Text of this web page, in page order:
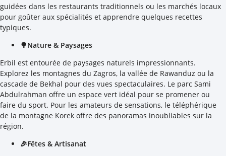
guidées dans les restaurants traditionnels ou les marchés locaux
pour goûter aux spécialités et apprendre quelques recettes
typiques.
🌳Nature & Paysages
Erbil est entourée de paysages naturels impressionnants.
Explorez les montagnes du Zagros, la vallée de Rawanduz ou la
cascade de Bekhal pour des vues spectaculaires. Le parc Sami
Abdulrahman offre un espace vert idéal pour se promener ou
faire du sport. Pour les amateurs de sensations, le téléphérique
de la montagne Korek offre des panoramas inoubliables sur la
région.
🎉Fêtes & Artisanat